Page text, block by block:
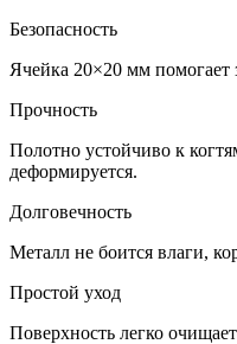
Безопасность
Ячейка 20×20 мм помогает
Прочность
Полотно устойчиво к
деформируется.
Долговечность
Металл не боится влаги,
Простой уход
Поверхность легко